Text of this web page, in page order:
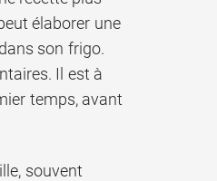
élaborer une
son frigo.
Il est à
temps, avant
souvent